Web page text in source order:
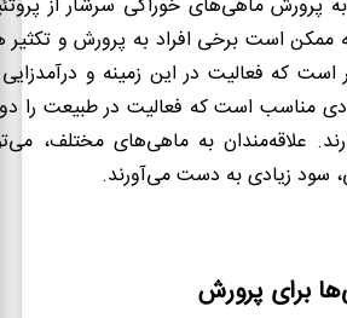
پرورش ماهی‌های خوراکی سرشار از
ممکن است برخی افراد به پرورش و
است که فعالیت در این زمینه و
مناسب است که فعالیت در طبیعت را
علاقه‌مندان به ماهی‌های مختلف،
سود زیادی به دست می‌آورند.
برای پرورش